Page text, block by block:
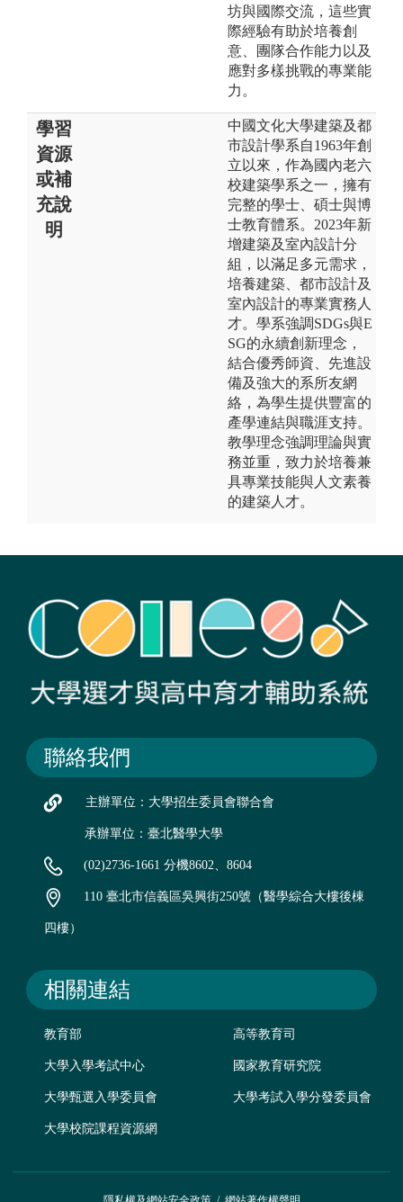
坊與國際交流，這些實
際經驗有助於培養創
意、團隊合作能力以及
應對多樣挑戰的專業能
力。
學習
資源
或補
充說
明
中國文化大學建築及都
市設計學系自1963年創
立以來，作為國內老六
校建築學系之一，擁有
完整的學士、碩士與博
士教育體系。2023年新
增建築及室內設計分
組，以滿足多元需求，
培養建築、都市設計及
室內設計的專業實務人
才。學系強調SDGs與E
SG的永續創新理念，
結合優秀師資、先進設
備及強大的系所友網
絡，為學生提供豐富的
產學連結與職涯支持。
教學理念強調理論與實
務並重，致力於培養兼
具專業技能與人文素養
的建築人才。
聯絡我們
主辦單位：大學招生委員會聯合會
承辦單位：臺北醫學大學
(02)2736-1661 分機8602、8604
110 臺北市信義區吳興街250號（醫學綜合大樓後棟
四樓）
相關連結
教育部 高等教育司
大學入學考試中心 國家教育研究院
大學甄選入學委員會 大學考試入學分發委員會
大學校院課程資源網